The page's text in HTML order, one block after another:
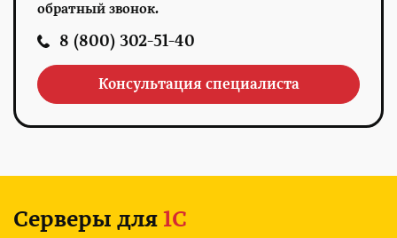
обратный звонок.
8 (800) 302-51-40
Консультация специалиста
Серверы для 1С